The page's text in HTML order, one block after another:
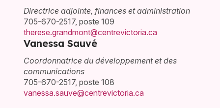
Directrice adjointe, finances et administration
705-670-2517, poste 109
therese.grandmont@centrevictoria.ca
Vanessa Sauvé
Coordonnatrice du développement et des
communications
705-670-2517, poste 108
vanessa.sauve@centrevictoria.ca